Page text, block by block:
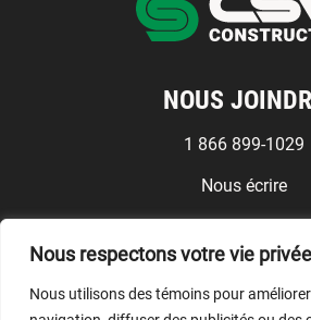
Nous respectons votre vie
Nous utilisons des témoins pour
NOUS
1 866 899-1029
Nous écrire
Conditions